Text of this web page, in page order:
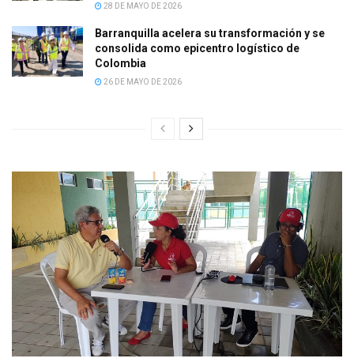
28 DE MAYO DE 2026
Barranquilla acelera su transformación y se
consolida como epicentro logístico de
Colombia
26 DE MAYO DE 2026